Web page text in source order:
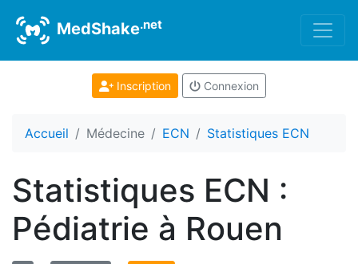
MedShake.net
Inscription Connexion
Accueil Médecine ECN Statistiques ECN
Statistiques ECN :
Pédiatrie à Rouen